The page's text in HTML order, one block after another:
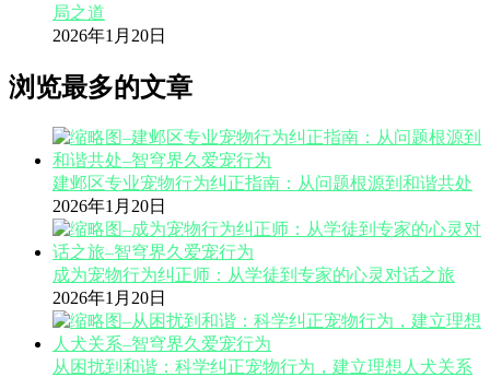
局之道
2026年1月20日
浏览最多的文章
建邺区专业宠物行为纠正指南：从问题根源到和谐共处
2026年1月20日
成为宠物行为纠正师：从学徒到专家的心灵对话之旅
2026年1月20日
从困扰到和谐：科学纠正宠物行为，建立理想人犬关系